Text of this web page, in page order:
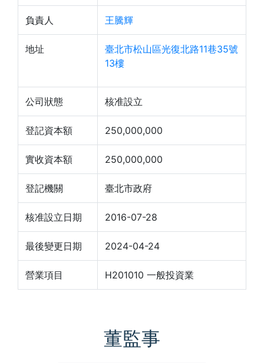
負責人 王騰輝
地址
臺北市松山區光復北路11巷35號
13樓
公司狀態 核准設立
登記資本額 250,000,000
實收資本額 250,000,000
登記機關 臺北市政府
核准設立日期 2016-07-28
最後變更日期 2024-04-24
營業項目 H201010 一般投資業
董監事